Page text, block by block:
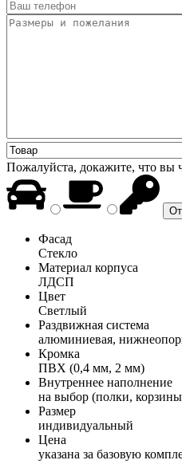
Пожалуйста, докажите, что вы
Фасад
Стекло
Материал корпуса
ЛДСП
Цвет
Светлый
Раздвижная система
алюминиевая,
Кромка
ПВХ (0,4 мм, 2 мм)
Внутреннее наполнение
на выбор (полки,
Размер
индивидуальный
Цена
указана за базовую